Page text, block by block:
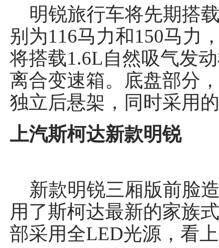
明锐旅行车将先期搭
别为116马力和150马力
将搭载1.6L自然吸气发
离合变速箱。底盘部分
独立后悬架，同时采用
上汽斯柯达新款明锐
新款明锐三厢版前脸
用了斯柯达最新的家族
部采用全LED光源，看